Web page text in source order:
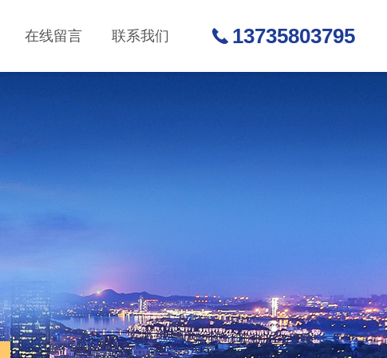
在线留言 联系我们 13735803795